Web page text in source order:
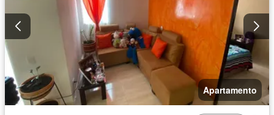
Apartamento